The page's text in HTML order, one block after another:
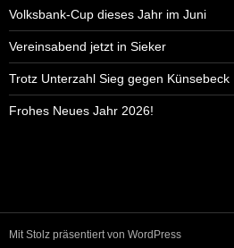
Volksbank-Cup dieses Jahr im Juni
Vereinsabend jetzt in Sieker
Trotz Unterzahl Sieg gegen Künsebeck
Frohes Neues Jahr 2026!
Mit Stolz präsentiert von WordPress